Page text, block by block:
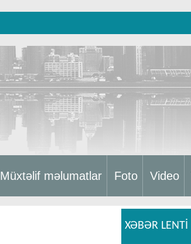
Müxtəlif məlumatlar Foto Video
XƏBƏR LENTİ